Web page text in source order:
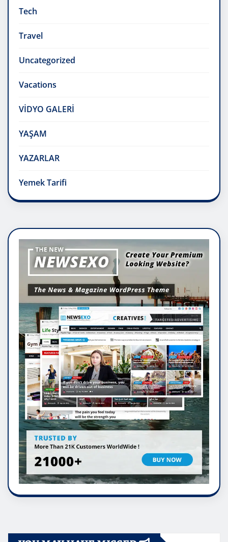
Tech
Travel
Uncategorized
Vacations
VİDYO GALERİ
YAŞAM
YAZARLAR
Yemek Tarifi